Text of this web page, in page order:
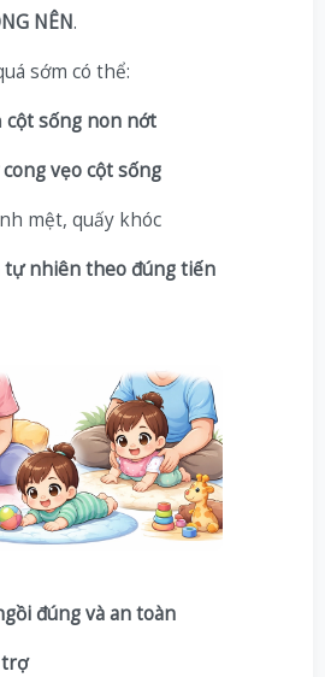
NÊN.
sớm có thể:
cột sống non nớt
cong vẹo cột sống
mệt, quấy khóc
tự nhiên theo đúng tiến
đúng và an toàn